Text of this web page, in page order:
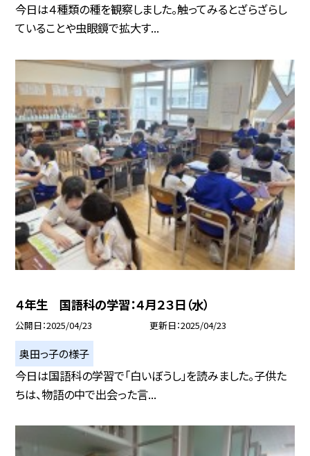
今日は４種類の種を観察しました。触ってみるとざらざらし
ていることや虫眼鏡で拡大す...
４年生 国語科の学習：４月２３日（水）
公開日 2025/04/23 更新日 2025/04/23
奥田っ子の様子
今日は国語科の学習で「白いぼうし」を読みました。子供た
ちは、物語の中で出会った言...